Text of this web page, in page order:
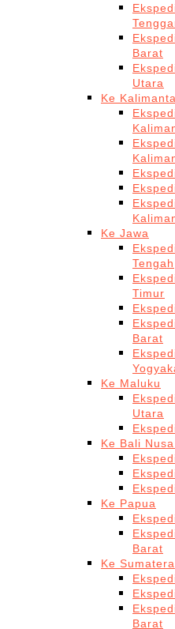
Barat
Utara
Ke
Ke Jawa
Tengah
Timur
Barat
Ke Maluku
Utara
Ke Bali
Ke Papua
Barat
Ke Sumatera
Barat